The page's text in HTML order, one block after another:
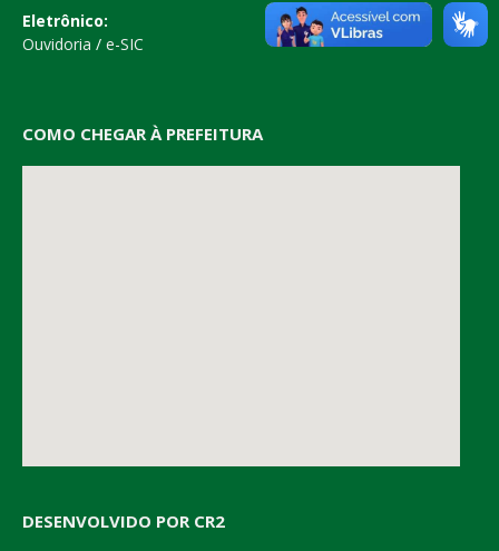
Eletrônico:
Ouvidoria / e-SIC
COMO CHEGAR À PREFEITURA
DESENVOLVIDO POR CR2